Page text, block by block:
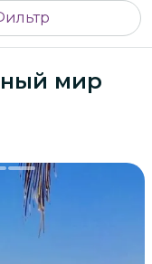
мир